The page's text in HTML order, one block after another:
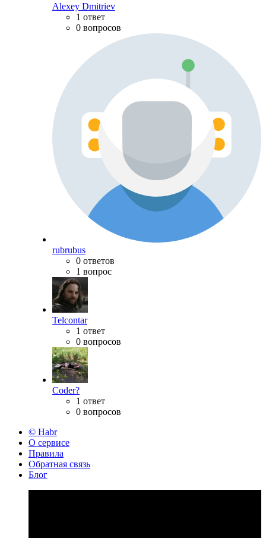
Alexey Dmitriev
1 ответ
0 вопросов
rubrubus
0 ответов
1 вопрос
Telcontar
1 ответ
0 вопросов
Coder?
1 ответ
0 вопросов
© Habr
О сервисе
Правила
Обратная связь
Блог